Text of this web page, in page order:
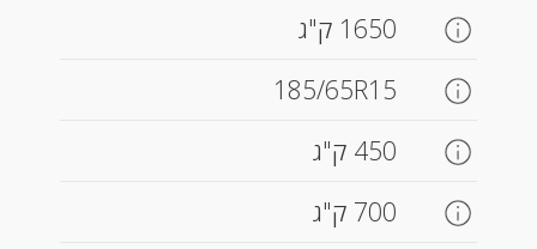
1650 ק"ג
185/65R15
450 ק"ג
700 ק"ג